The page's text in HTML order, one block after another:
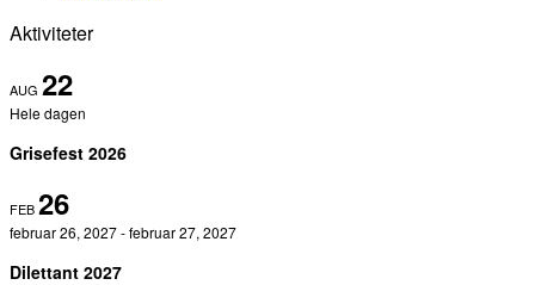
Aktiviteter
AUG 22
Hele dagen
Grisefest 2026
FEB26
februar 26, 2027-februar 27, 2027
Dilettant 2027